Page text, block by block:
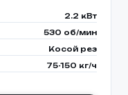
2.2 кВт
530 об/мин
Косой рез
75-150 кг/ч